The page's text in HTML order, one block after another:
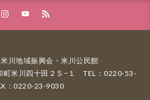
川地域振興会・米川公民館
米川四十田２５−１ TEL：0220-53-
：0220-23-9030